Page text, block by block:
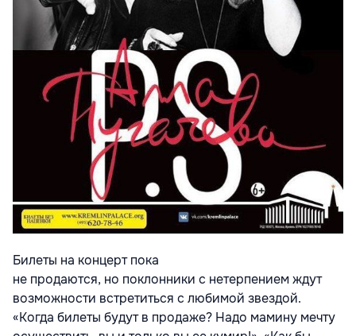
Билеты на концерт пока
не продаются, но поклонники с нетерпением ждут
возможности встретиться с любимой звездой.
«Когда билеты будут в продаже? Надо мамину мечту